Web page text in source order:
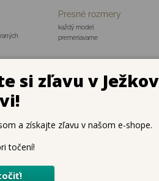
Presné rozmery
každý model
premeriavame
peračník s plnou výbavou